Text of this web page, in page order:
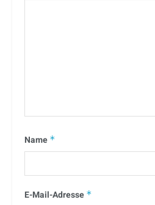
Name *
E-Mail-Adresse *